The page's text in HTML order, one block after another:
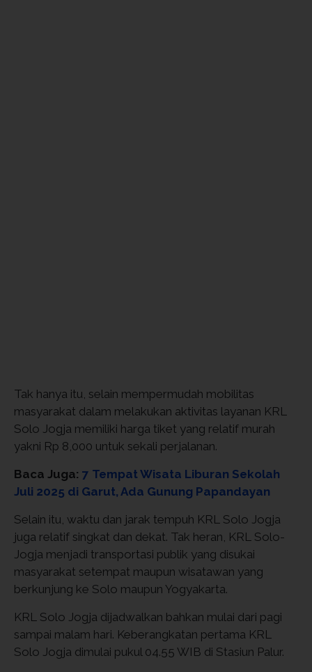
Tak hanya itu, selain mempermudah mobilitas
masyarakat dalam melakukan aktivitas layanan KRL
Solo Jogja memiliki harga tiket yang relatif murah
yakni Rp 8,000 untuk sekali perjalanan.
Baca Juga: 7 Tempat Wisata Liburan Sekolah
Juli 2025 di Garut, Ada Gunung Papandayan
Selain itu, waktu dan jarak tempuh KRL Solo Jogja
juga relatif singkat dan dekat. Tak heran, KRL Solo-
Jogja menjadi transportasi publik yang disukai
masyarakat setempat maupun wisatawan yang
berkunjung ke Solo maupun Yogyakarta.
KRL Solo Jogja dijadwalkan bahkan mulai dari pagi
sampai malam hari. Keberangkatan pertama KRL
Solo Jogja dimulai pukul 04.55 WIB di Stasiun Palur.